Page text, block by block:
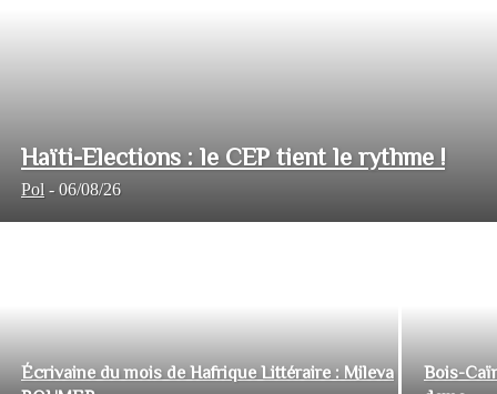
Haïti-Elections : le CEP tient le rythme !
Pol - 06/08/26
Écrivaine du mois de Hafrique Littéraire : Mileva
Bois-